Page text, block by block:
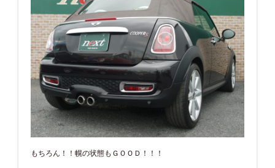
もちろん！！幌の状態もＧＯＯＤ！！！